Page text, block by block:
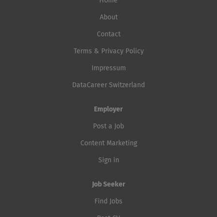
About
Contact
Terms & Privacy Policy
Impressum
DataCareer Switzerland
Employer
Post a Job
Content Marketing
Sign in
Job Seeker
Find Jobs